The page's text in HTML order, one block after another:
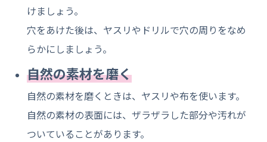
けましょう。
穴をあけた後は、ヤスリやドリルで穴の周りをなめ
らかにしましょう。
自然の素材を磨く
自然の素材を磨くときは、ヤスリや布を使います。
自然の素材の表面には、ザラザラした部分や汚れが
ついていることがあります。